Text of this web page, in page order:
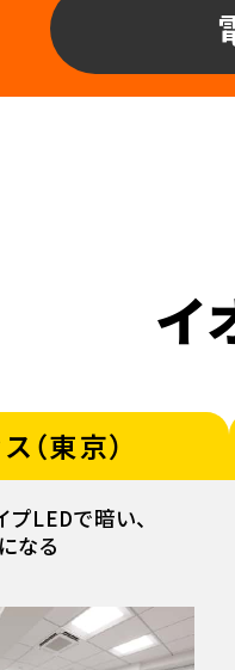
イ
（東京）
プLEDで暗い、
なる